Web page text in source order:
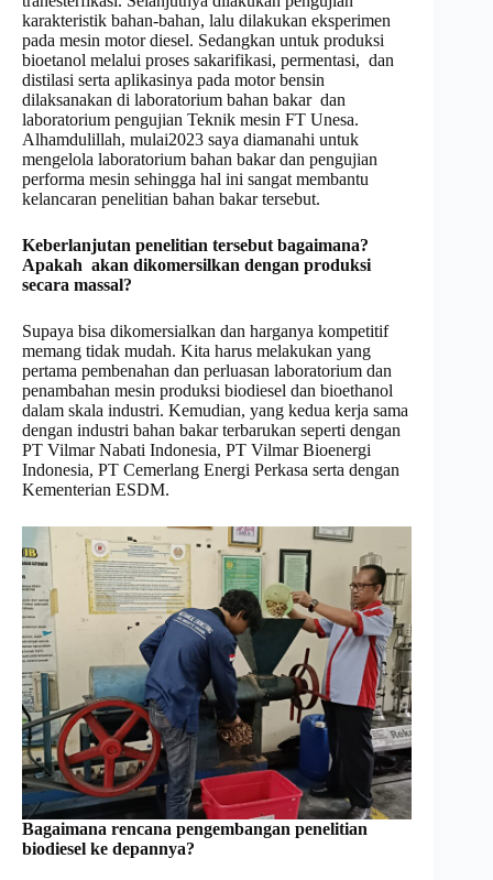
karakteristik bahan-bahan, lalu dilakukan eksperimen
pada mesin motor diesel. Sedangkan untuk produksi
bioetanol melalui proses sakarifikasi, permentasi, dan
distilasi serta aplikasinya pada motor bensin
dilaksanakan di laboratorium bahan bakar dan
laboratorium pengujian Teknik mesin FT Unesa.
Alhamdulillah, mulai2023 saya diamanahi untuk
mengelola laboratorium bahan bakar dan pengujian
performa mesin sehingga hal ini sangat membantu
kelancaran penelitian bahan bakar tersebut.
Keberlanjutan penelitian tersebut bagaimana?
Apakah akan dikomersilkan dengan produksi
secara massal?
Supaya bisa dikomersialkan dan harganya kompetitif
memang tidak mudah. Kita harus melakukan yang
pertama pembenahan dan perluasan laboratorium dan
penambahan mesin produksi biodiesel dan bioethanol
dalam skala industri. Kemudian, yang kedua kerja sama
dengan industri bahan bakar terbarukan seperti dengan
PT Vilmar Nabati Indonesia, PT Vilmar Bioenergi
Indonesia, PT Cemerlang Energi Perkasa serta dengan
Kementerian ESDM.
Bagaimana rencana pengembangan penelitian
biodiesel ke depannya?